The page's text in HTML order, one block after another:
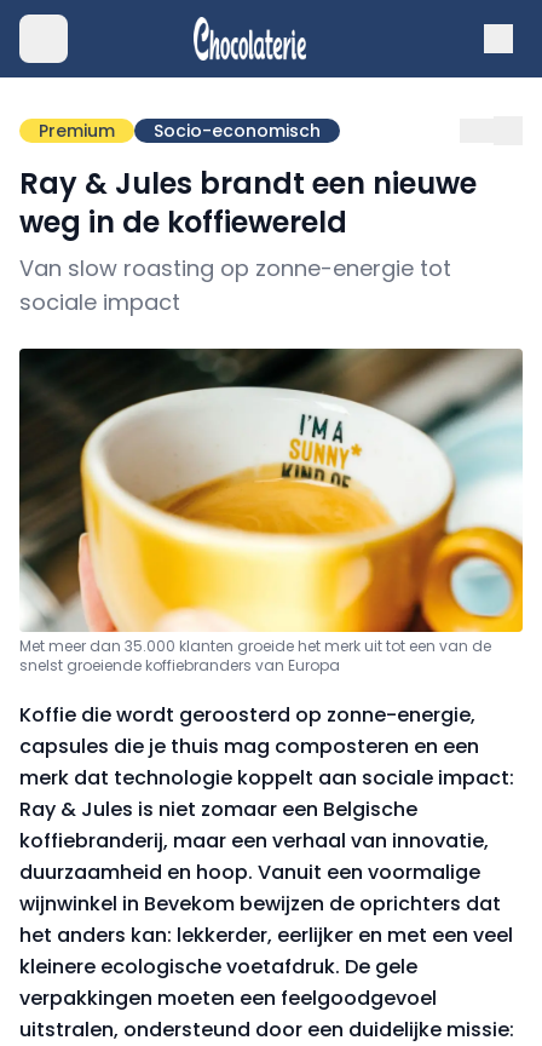
Premium Socio-economisch
Ray & Jules brandt een nieuwe
weg in de koffiewereld
Van slow roasting op zonne-energie tot
sociale impact
Met meer dan 35.000 klanten groeide het merk uit tot een van de
snelst groeiende koffiebranders van Europa
Koffie die wordt geroosterd op zonne-energie,
capsules die je thuis mag composteren en een
merk dat technologie koppelt aan sociale impact:
Ray & Jules is niet zomaar een Belgische
koffiebranderij, maar een verhaal van innovatie,
duurzaamheid en hoop. Vanuit een voormalige
wijnwinkel in Bevekom bewijzen de oprichters dat
het anders kan: lekkerder, eerlijker en met een veel
kleinere ecologische voetafdruk. De gele
verpakkingen moeten een feelgoodgevoel
uitstralen, ondersteund door een duidelijke missie: